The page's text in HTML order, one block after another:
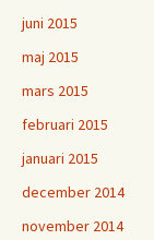
juni 2015
maj 2015
mars 2015
februari 2015
januari 2015
december 2014
november 2014